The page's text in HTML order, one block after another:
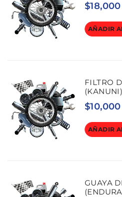
$18,000
AÑADIR
FILTRO
(KANUNI)
$10,000
AÑADIR
GUAYA